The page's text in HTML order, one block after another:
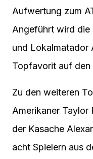
Aufwertung zum
Angeführt wird die
und Lokalmatador
Topfavorit auf den
Zu den weiteren
Amerikaner Taylor
der Kasache
acht Spielern aus